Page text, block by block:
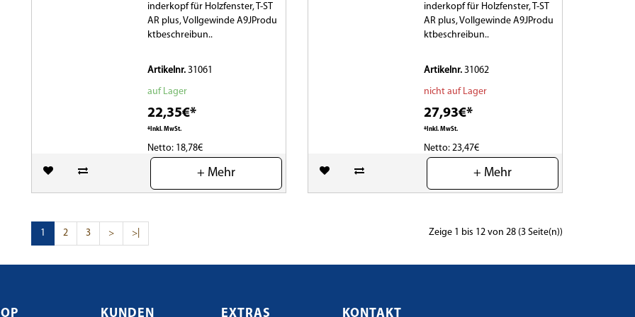
inderkopf für Holzfenster, T-ST
AR plus, Vollgewinde A9JProdu
ktbeschreibun..
Artikelnr. 31061
auf Lager
22,35€*
*Inkl. MwSt.
Netto: 18,78€
(0)
+ Mehr
inderkopf für Holzfenster, T-ST
AR plus, Vollgewinde A9JProdu
ktbeschreibun..
Artikelnr. 31062
nicht auf Lager
27,93€*
*Inkl. MwSt.
Netto: 23,47€
(0)
+ Mehr
1 2 3 > >| Zeige 1 bis 12 von 28 (3 Seite(n))
KUNDEN EXTRAS KONTAKT